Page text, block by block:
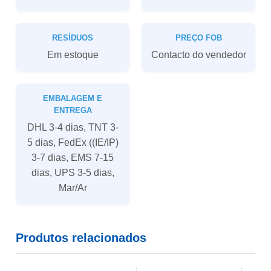
RESÍDUOS
Em estoque
PREÇO FOB
Contacto do vendedor
EMBALAGEM E
ENTREGA
DHL 3-4 dias, TNT 3-
5 dias, FedEx ((IE/IP)
3-7 dias, EMS 7-15
dias, UPS 3-5 dias,
Mar/Ar
Produtos relacionados